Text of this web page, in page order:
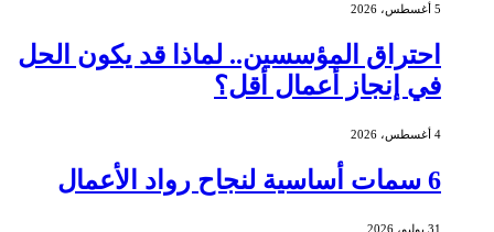
5 أغسطس، 2026
احتراق المؤسسين.. لماذا قد يكون الحل
في إنجاز أعمال أقل؟
4 أغسطس، 2026
6 سمات أساسية لنجاح رواد الأعمال
31 يوليو، 2026